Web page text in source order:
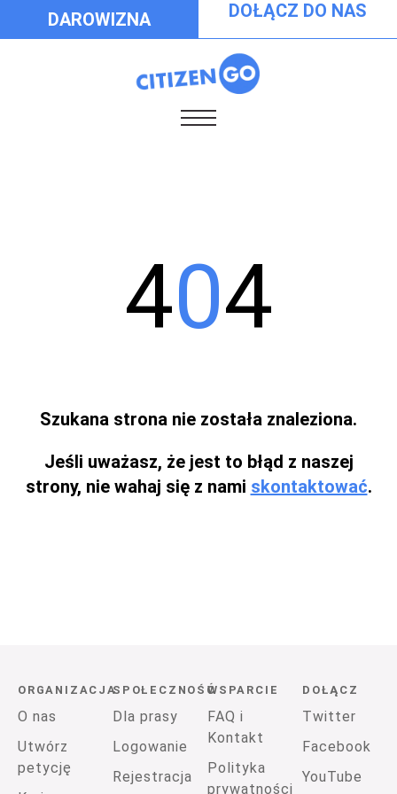
DAROWIZNA DOŁĄCZ DO NAS
404
Szukana strona nie została znaleziona.
Jeśli uważasz, że jest to błąd z naszej
strony, nie wahaj się z nami skontaktować.
ORGANIZACJA
O nas
Utwórz
petycję
SPOŁECZNOŚĆ
Dla prasy
Logowanie
Rejestracja
WSPARCIE
FAQ i
Kontakt
Polityka
prywatności
DOŁĄCZ
Twitter
Facebook
YouTube